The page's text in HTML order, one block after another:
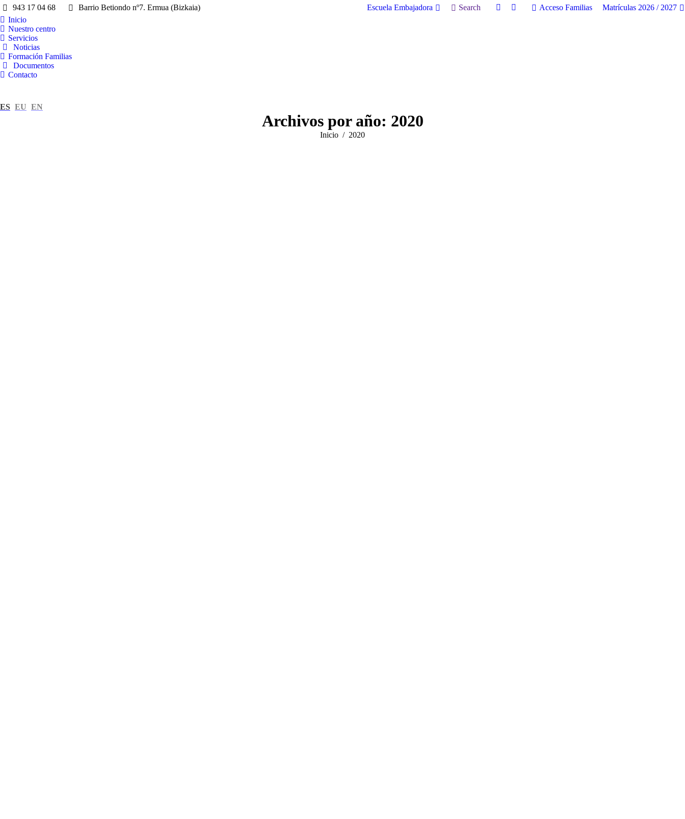
943 17 04 68 Barrio Betiondo nº7. Ermua (Bizkaia) Escuela Embajadora Buscar:
Search
FacebookTwitter
Acceso Familias
Matrículas 2026 / 2027
Inicio
Nuestro centro
Servicios
Noticias
Formación Familias
Documentos
Contacto
ES EU EN
Archivos por año: 2020
Estás aquí:
Inicio 2020